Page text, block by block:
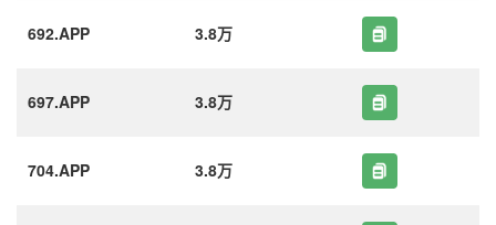
692.APP 3.8万
697.APP 3.8万
704.APP 3.8万